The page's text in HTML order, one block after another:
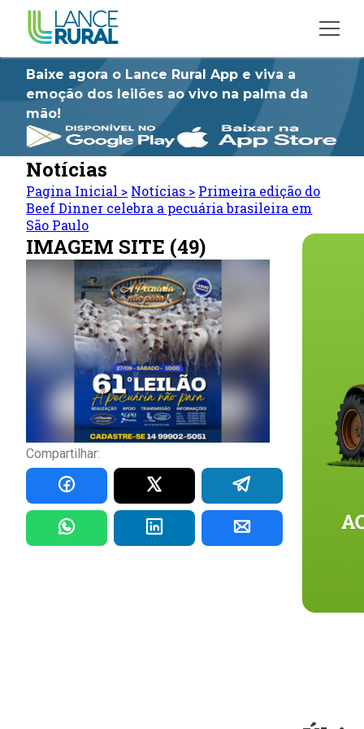
Baixe agora o Lance Rural App e viva a
emoção dos leilões ao vivo na palma da
mão!
Notícias
Pagina Inicial > Notícias > Primeira edição do
Beef Dinner celebra a pecuária brasileira em
São Paulo
IMAGEM SITE (49)
Compartilhar: